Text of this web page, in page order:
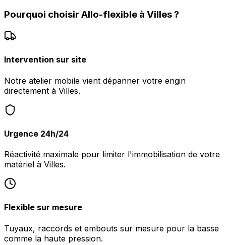
Pourquoi choisir Allo-flexible à Villes?
Intervention sur site
Notre atelier mobile vient dépanner votre engin
directement à Villes.
Urgence 24h/24
Réactivité maximale pour limiter l'immobilisation de votre
matériel à Villes.
Flexible sur mesure
Tuyaux, raccords et embouts sur mesure pour la basse
comme la haute pression.